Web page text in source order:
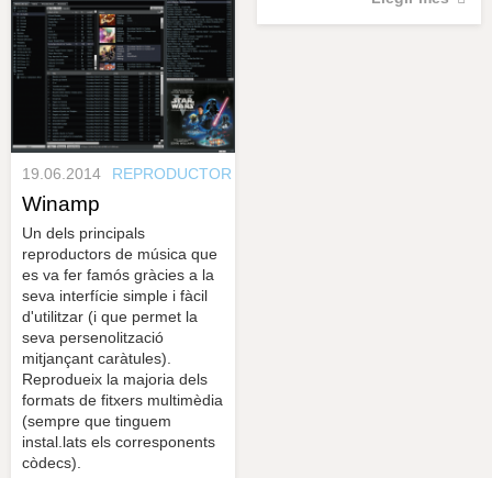
19.06.2014 REPRODUCTOR
Winamp
Un dels principals
reproductors de música que
es va fer famós gràcies a la
seva interfície simple i fàcil
d'utilitzar (i que permet la
seva persenolització
mitjançant caràtules).
Reprodueix la majoria dels
formats de fitxers multimèdia
(sempre que tinguem
instal.lats els corresponents
còdecs).